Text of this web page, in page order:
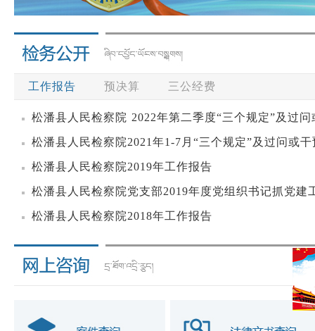
工作报告 预决算 三公经费
松潘县人民检察院 2022年第二季度“三个规定”及过
松潘县人民检察院2021年1-7月“三个规定”及过问或
松潘县人民检察院2019年工作报告
松潘县人民检察院党支部2019年度党组织书记抓党建
松潘县人民检察院2018年工作报告